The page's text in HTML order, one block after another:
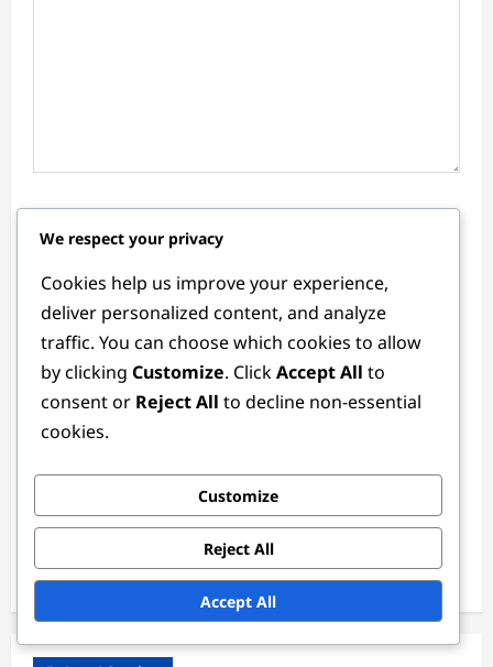
Email*
Website
Save my name, email, and website in this browser for
the next time I comment.
We respect your privacy
Cookies help us improve your experience,
deliver personalized content, and analyze
traffic. You can choose which cookies to allow
by clicking Customize. ClickAccept All to
consent or Reject All to decline non-essential
cookies.
Customize
Reject All
Accept All